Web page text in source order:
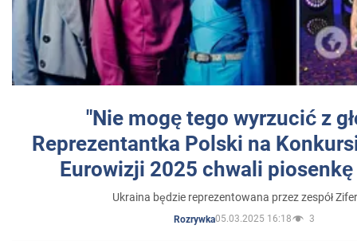
"Nie mogę tego wyrzucić z
Reprezentantka Polski na
Eurowizji 2025 chwali
Ukraina będzie reprezentowana przez zespół
Rozrywka05.03.2025 16:18 3